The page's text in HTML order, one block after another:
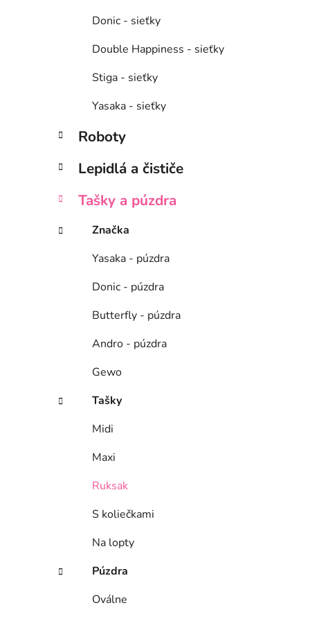
Donic - sieťky
Double Happiness - sieťky
Stiga - sieťky
Yasaka - sieťky
Roboty
Lepidlá a čističe
Tašky a púzdra
Značka
Yasaka - púzdra
Donic - púzdra
Butterfly - púzdra
Andro - púzdra
Gewo
Tašky
Midi
Maxi
Ruksak
S koliečkami
Na lopty
Púzdra
Oválne